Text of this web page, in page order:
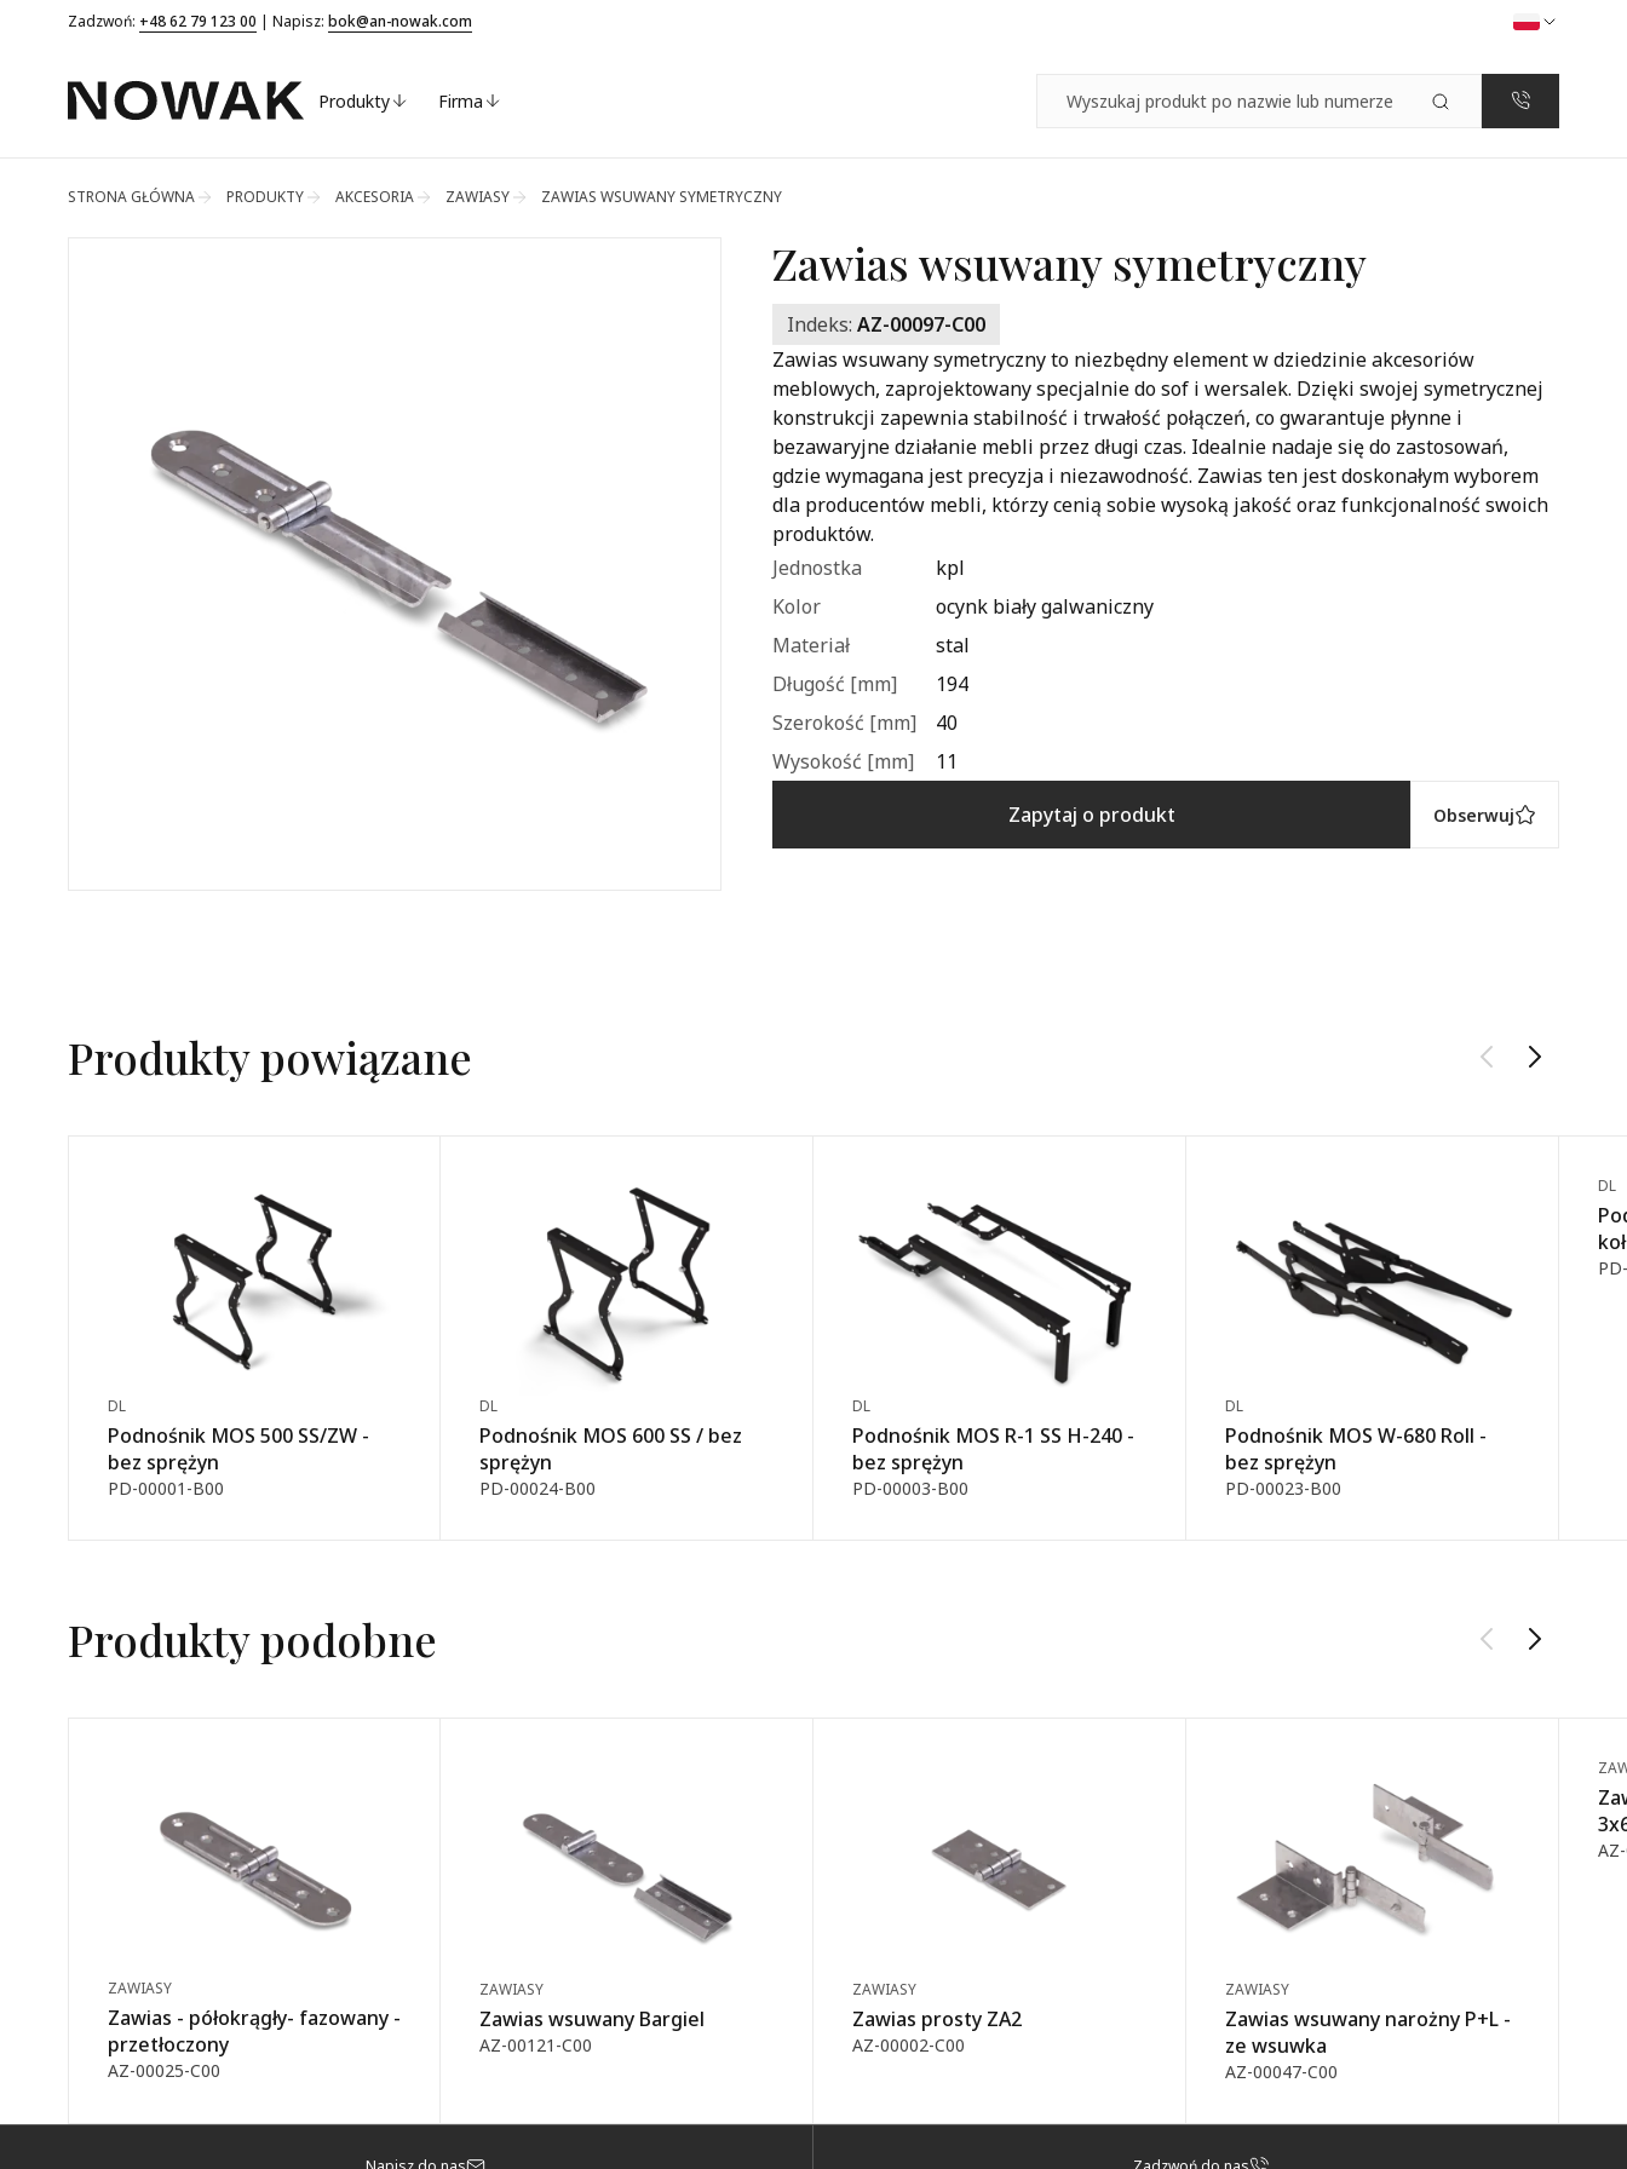
Zadzwoń: +48 62 79 123 00 | Napisz: bok@an-nowak.com
Produkty Firma
STRONA GŁÓWNA PRODUKTY AKCESORIA ZAWIASY ZAWIAS WSUWANY SYMETRYCZNY
Zawias wsuwany symetryczny
Indeks: AZ-00097-C00
Zawias wsuwany symetryczny to niezbędny element w dziedzinie akcesoriów
meblowych, zaprojektowany specjalnie do sof i wersalek. Dzięki swojej symetrycznej
konstrukcji zapewnia stabilność i trwałość połączeń, co gwarantuje płynne i
bezawaryjne działanie mebli przez długi czas. Idealnie nadaje się do zastosowań,
gdzie wymagana jest precyzja i niezawodność. Zawias ten jest doskonałym wyborem
dla producentów mebli, którzy cenią sobie wysoką jakość oraz funkcjonalność swoich
produktów.
Jednostka
kpl
Kolor
ocynk biały galwaniczny
Materiał
stal
Długość [mm]
194
Szerokość [mm]
40
Wysokość [mm]
11
Zapytaj o produkt
Obserwuj
Produkty powiązane
DL
Podnośnik MOS 500 SS/ZW -
bez sprężyn
PD-00001-B00
DL
Podnośnik MOS 600 SS / bez
sprężyn
PD-00024-B00
DL
Podnośnik MOS R-1 SS H-240 -
bez sprężyn
PD-00003-B00
DL
Podnośnik MOS W-680 Roll -
bez sprężyn
PD-00023-B00
DL
Produkty podobne
ZAWIASY
Zawias - półokrągły- fazowany -
przetłoczony
AZ-00025-C00
ZAWIASY
Zawias wsuwany Bargiel
AZ-00121-C00
ZAWIASY
Zawias prosty ZA2
AZ-00002-C00
ZAWIASY
Zawias wsuwany narożny P+L -
ze wsuwka
AZ-00047-C00